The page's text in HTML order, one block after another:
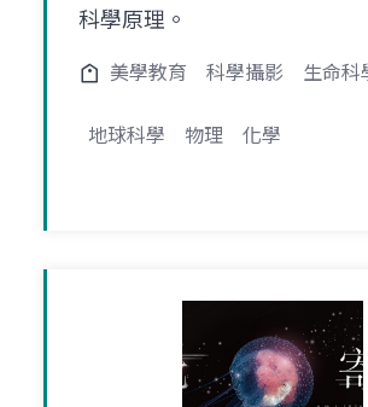
科學原理。
美學教育 科學攝影 生命科
地球科學 物理 化學